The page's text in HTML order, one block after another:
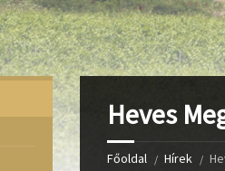
Heves
Főoldal Hírek